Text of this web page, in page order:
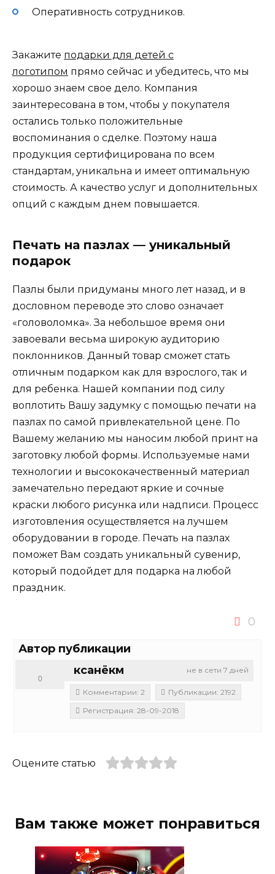
Оперативность сотрудников.
Закажите подарки для детей с
логотипом прямо сейчас и убедитесь, что мы
хорошо знаем свое дело. Компания
заинтересована в том, чтобы у покупателя
остались только положительные
воспоминания о сделке. Поэтому наша
продукция сертифицирована по всем
стандартам, уникальна и имеет оптимальную
стоимость. А качество услуг и дополнительных
опций с каждым днем повышается.
Печать на пазлах — уникальный
подарок
Пазлы были придуманы много лет назад, и в
дословном переводе это слово означает
«головоломка». За небольшое время они
завоевали весьма широкую аудиторию
поклонников. Данный товар сможет стать
отличным подарком как для взрослого, так и
для ребенка. Нашей компании под силу
воплотить Вашу задумку с помощью печати на
пазлах по самой привлекательной цене. По
Вашему желанию мы наносим любой принт на
заготовку любой формы. Используемые нами
технологии и высококачественный материал
замечательно передают яркие и сочные
краски любого рисунка или надписи. Процесс
изготовления осуществляется на лучшем
оборудовании в городе. Печать на пазлах
поможет Вам создать уникальный сувенир,
который подойдет для подарка на любой
праздник.
0
Автор публикации
не в сети 7 дней
ксанёкм
0
Комментарии: 2
Публикации: 2192
Регистрация: 28-09-2018
Оцените статью
Вам также может понравиться